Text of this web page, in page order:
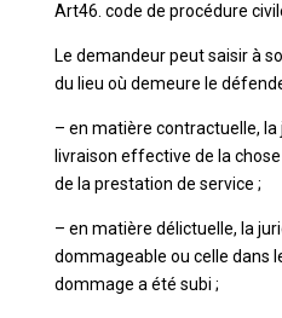
Art46. code de procédure
Le demandeur peut saisir à
du lieu où demeure le
– en matière contractuelle, la
livraison effective de la
de la prestation de service ;
– en matière délictuelle, la
dommageable ou celle dans
dommage a été subi ;